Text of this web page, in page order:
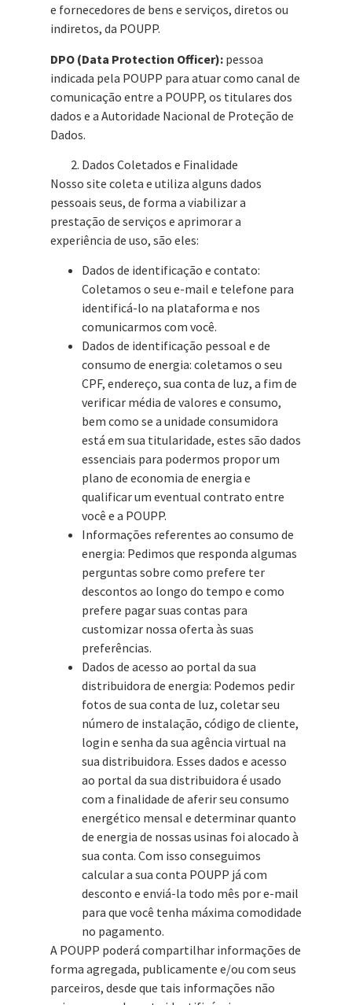
e fornecedores de bens e serviços, diretos ou
indiretos, da POUPP.
DPO (Data Protection Officer): pessoa
indicada pela POUPP para atuar como canal de
comunicação entre a POUPP, os titulares dos
dados e a Autoridade Nacional de Proteção de
Dados.
Dados Coletados e Finalidade
Nosso site coleta e utiliza alguns dados
pessoais seus, de forma a viabilizar a
prestação de serviços e aprimorar a
experiência de uso, são eles:
Dados de identificação e contato:
Coletamos o seu e-mail e telefone para
identificá-lo na plataforma e nos
comunicarmos com você.
Dados de identificação pessoal e de
consumo de energia: coletamos o seu
CPF, endereço, sua conta de luz, a fim de
verificar média de valores e consumo,
bem como se a unidade consumidora
está em sua titularidade, estes são dados
essenciais para podermos propor um
plano de economia de energia e
qualificar um eventual contrato entre
você e a POUPP.
Informações referentes ao consumo de
energia: Pedimos que responda algumas
perguntas sobre como prefere ter
descontos ao longo do tempo e como
prefere pagar suas contas para
customizar nossa oferta às suas
preferências.
Dados de acesso ao portal da sua
distribuidora de energia: Podemos pedir
fotos de sua conta de luz, coletar seu
número de instalação, código de cliente,
login e senha da sua agência virtual na
sua distribuidora. Esses dados e acesso
ao portal da sua distribuidora é usado
com a finalidade de aferir seu consumo
energético mensal e determinar quanto
de energia de nossas usinas foi alocado à
sua conta. Com isso conseguimos
calcular a sua conta POUPP já com
desconto e enviá-la todo mês por e-mail
para que você tenha máxima comodidade
no pagamento.
A POUPP poderá compartilhar informações de
forma agregada, publicamente e/ou com seus
parceiros, desde que tais informações não